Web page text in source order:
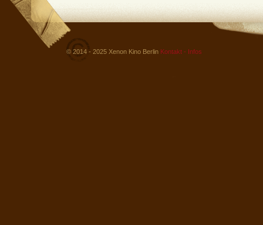
© 2014 - 2025 Xenon Kino Berlin Kontakt - Infos